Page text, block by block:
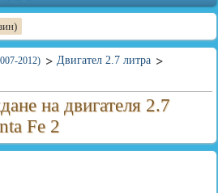
2012)
Двигател 2.7 литра
на двигателя 2.7
Fe 2